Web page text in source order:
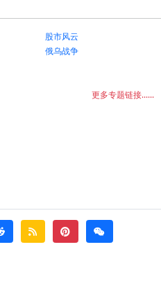
股市风云
俄乌战争
更多专题链接......
reddit rss pinterestweixin